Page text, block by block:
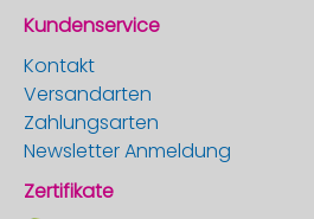
Kundenservice
Kontakt
Versandarten
Zahlungsarten
Newsletter Anmeldung
Zertifikate